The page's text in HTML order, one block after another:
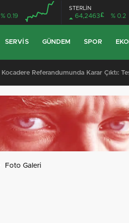
% 0.19
STERLİN
64,2463£ % 0.2
SERVIS GÜNDEM SPOR
İznik’te Feci Trafik Kazası: Jandarma
Foto Galeri